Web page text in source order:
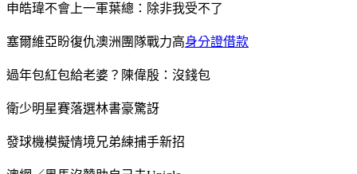
申皓瑋不會上一軍葉總：除非我受不了
塞爾維亞盼復仇澳洲團隊戰力高身分證借款
過年包紅包給老婆？陳偉殷：沒錢包
衛少明星賽落選林書豪驚訝
發球機模擬情境兄弟練捕手新招